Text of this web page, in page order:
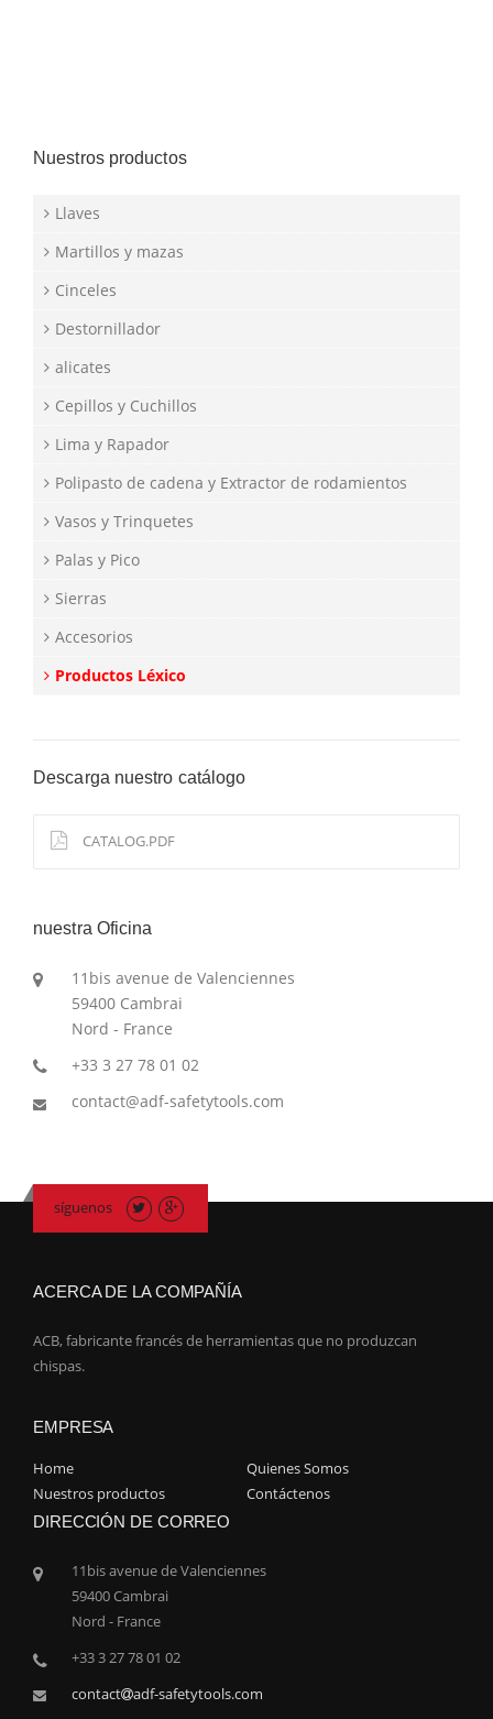
Nuestros productos
Llaves
Martillos y mazas
Cinceles
Destornillador
alicates
Cepillos y Cuchillos
Lima y Rapador
Polipasto de cadena y Extractor de rodamientos
Vasos y Trinquetes
Palas y Pico
Sierras
Accesorios
Productos Léxico
Descarga nuestro catálogo
CATALOG.PDF
nuestra Oficina
11bis avenue de Valenciennes
59400 Cambrai
Nord - France
+33 3 27 78 01 02
contact@adf-safetytools.com
síguenos
ACERCA DE LA COMPAÑÍA
ACB, fabricante francés de herramientas que no produzcan
chispas.
EMPRESA
Home
Quienes Somos
Nuestros productos
Contáctenos
DIRECCIÓN DE CORREO
11bis avenue de Valenciennes
59400 Cambrai
Nord - France
+33 3 27 78 01 02
contact
adf-safetytools.com